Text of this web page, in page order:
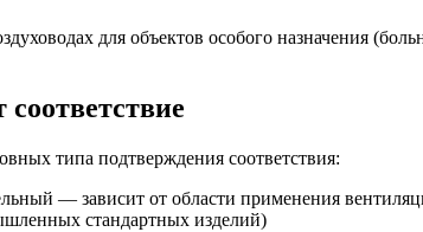
для объектов особого назначения
типа подтверждения соответствия:
— зависит от области применения
стандартных изделий)